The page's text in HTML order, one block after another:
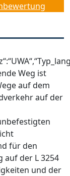
Weg ist
auf dem
auf der
für den
auf der L 3254
und der